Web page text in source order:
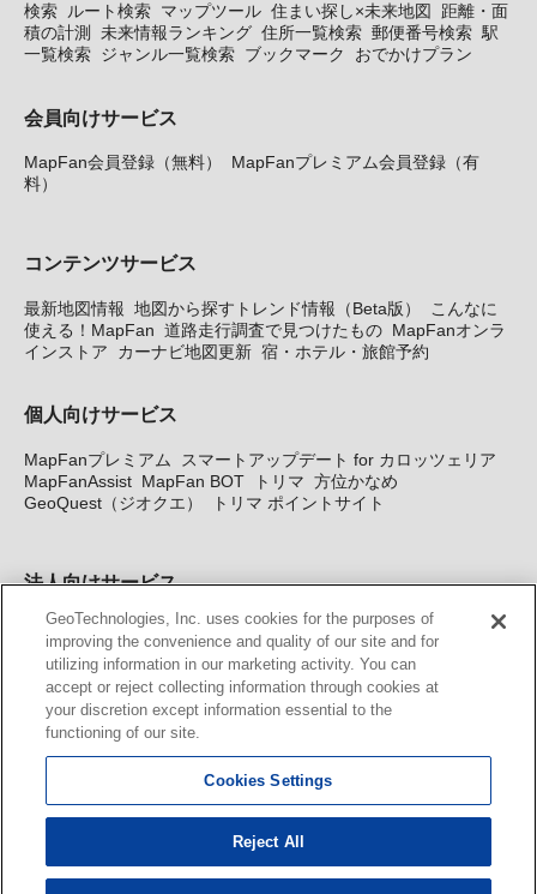
検索 ルート検索 マップツール 住まい探し×未来地図
距離・面
積の計測
未来情報ランキング 住所一覧検索 郵便番号検索 駅
一覧検索 ジャンル一覧検索 ブックマーク おでかけプラン
会員向けサービス
MapFan会員登録（無料）
MapFanプレミアム会員登録（有
料）
コンテンツサービス
最新地図情報 地図から探すトレンド情報（Beta版）
こんなに
使える！MapFan 道路走行調査で見つけたもの MapFanオンラ
インストア
カーナビ地図更新 宿・ホテル・旅館予約
個人向けサービス
MapFanプレミアム
スマートアップデート for カロッツェリア
MapFanAssist MapFan BOT トリマ 方位かなめ
GeoQuest（ジオクエ）
トリマ ポイントサイト
法人向けサービス
法人向け地図・位置情報サービス WEBサイト・システム向け地
図API Windows PC向け地図開発キット MapFan DB 住所確認
サービス
MAP WORLD+ トリマ広告 Geo-Research
カーナビ地図更新サービス
MapFan スマートメンバーズ
KENWOOD MapFan Club
GeoTechnologies, Inc. uses cookies for the purposes of
improving the convenience and quality of our site and for
utilizing information in our marketing activity. You can
accept or reject collecting information through cookies at
your discretion except information essential to the
functioning of our site.
Cookies Settings
Reject All